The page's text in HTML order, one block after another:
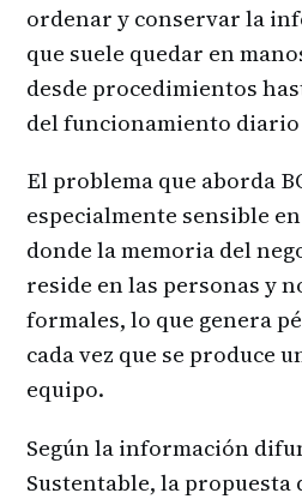
ordenar y conservar la
que suele quedar en
desde procedimientos
del funcionamiento diario
El problema que aborda
especialmente sensible
donde la memoria del
reside en las personas y
formales, lo que genera
cada vez que se produce
equipo.
Según la información
Sustentable, la propuesta